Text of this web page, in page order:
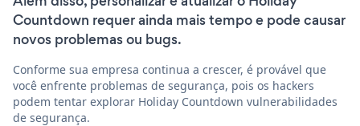
Countdown requer ainda mais tempo e pode causar
novos problemas ou bugs.
Conforme sua empresa continua a crescer, é provável que
você enfrente problemas de segurança, pois os hackers
podem tentar explorar Holiday Countdown vulnerabilidades
de segurança.